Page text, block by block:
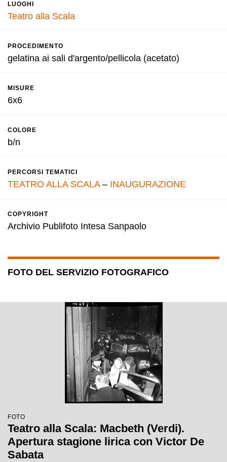
LUOGHI
Teatro alla Scala
PROCEDIMENTO
gelatina ai sali d'argento/pellicola (acetato)
MISURE
6x6
COLORE
b/n
PERCORSI TEMATICI
TEATRO ALLA SCALA– INAUGURAZIONE
COPYRIGHT
Archivio Publifoto Intesa Sanpaolo
FOTO DEL SERVIZIO FOTOGRAFICO
FOTO
Teatro alla Scala: Macbeth (Verdi).
Apertura stagione lirica con Victor De
Sabata